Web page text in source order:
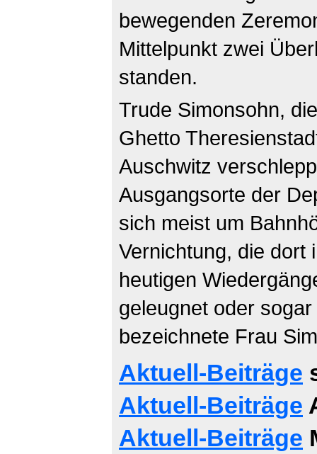
bewegenden
Mittelpunkt zwei
standen.
Trude Simonsohn,
Ghetto
Auschwitz
Ausgangsorte der
sich meist um
Vernichtung, die dort
heutigen
geleugnet oder
bezeichnete Frau
Aktuell-Beiträge
Aktuell-Beiträge
Aktuell-Beiträge